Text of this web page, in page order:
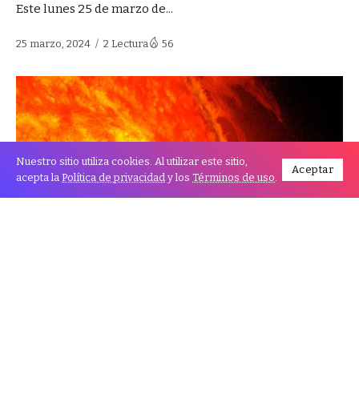
Este lunes 25 de marzo de...
25 marzo, 2024 2 Lectura 56
Nuestro sitio utiliza cookies. Al utilizar este sitio,
acepta la Política de privacidad y los Términos de uso.
Aceptar